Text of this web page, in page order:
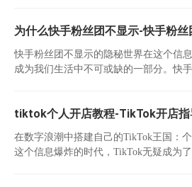
为什么快手粉丝团不显示-快手粉丝
快手粉丝团不显示的隐秘世界在这个信
成为我们生活中不可或缺的一部分。快
tiktok个人开店教程-TikTok开店指
在数字浪潮中搭建自己的TikTok王国：
这个信息爆炸的时代，TikTok无疑成为了